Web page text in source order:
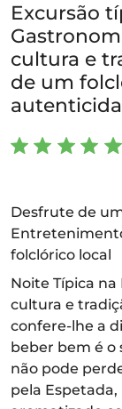
Excursão
cultura e
de um
Desfrute de
folclórico local
Noite Típica
cultura e
confere-lhe a
beber bem é o
não pode
pela